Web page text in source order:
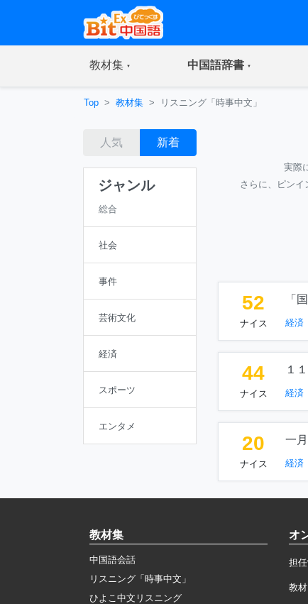
教材集(current) 中国語辞書(current)
Top 教材集 リスニング「時事中文」
人気 新着
ジャンル
総合
社会
事件
芸術文化
経済
スポーツ
エンタメ
実際
さらに、ピンイ
52
ナイス
「
経済
44
ナイス
１
経済
20
ナイス
一
経済
教材集
中国語会話
リスニング「時事中文」
ひよこ中文リスニング
オ
担
教